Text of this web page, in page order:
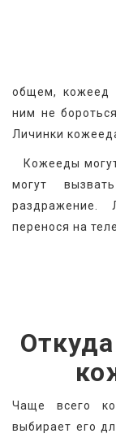
общем, кожеед
ним не
Личинки
Кожееды могут
могут
раздражение.
перенося на
Чаще всего
выбирает его